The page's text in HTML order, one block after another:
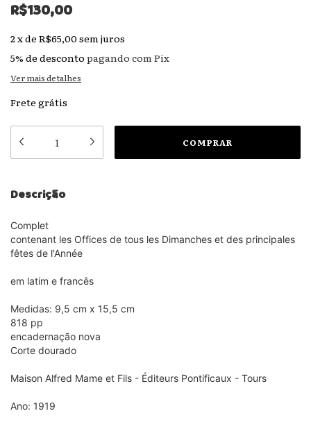
R$130,00
2xde R$65,00 sem juros
5% de desconto pagando com Pix
Ver mais detalhes
Frete grátis
Descrição
Complet
contenant les Offices de tous les Dimanches et des principales
fêtes de l'Année
em latim e francês
Medidas: 9,5 cm x 15,5 cm
818 pp
encadernação nova
Corte dourado
Maison Alfred Mame et Fils - Éditeurs Pontificaux - Tours
Ano: 1919